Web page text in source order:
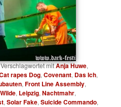
Verschlagwortet mitAnja Huwe,
rapes Dog,Covenant, Das Ich,
,Front Line Assembly,
, Leipzig,Nachtmahr,
,Solar Fake,Suicide Commando,